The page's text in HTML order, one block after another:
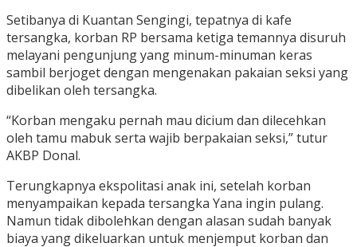
Setibanya di Kuantan Sengingi, tepatnya di kafe
tersangka, korban RP bersama ketiga temannya disuruh
melayani pengunjung yang minum-minuman keras
sambil berjoget dengan mengenakan pakaian seksi yang
dibelikan oleh tersangka.
“Korban mengaku pernah mau dicium dan dilecehkan
oleh tamu mabuk serta wajib berpakaian seksi,” tutur
AKBP Donal.
Terungkapnya ekspolitasi anak ini, setelah korban
menyampaikan kepada tersangka Yana ingin pulang.
Namun tidak dibolehkan dengan alasan sudah banyak
biaya yang dikeluarkan untuk menjemput korban dan